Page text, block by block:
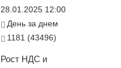
28.01.2025 12:00
День за днем
1181 (43496)
Рост НДС и